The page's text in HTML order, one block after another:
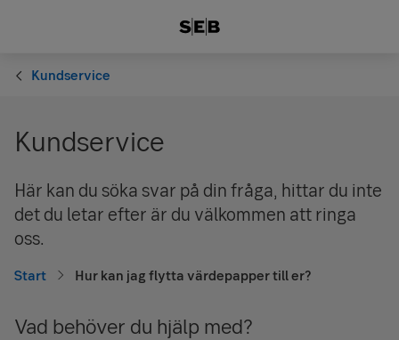
Kundservice
Kundservice
Här kan du söka svar på din fråga, hittar du inte
det du letar efter är du välkommen att ringa
oss.
Start Hur kan jag flytta värdepapper till er?
Vad behöver du hjälp med?